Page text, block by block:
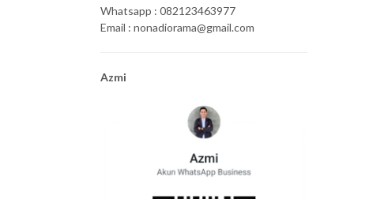
Whatsapp : 082123463977
Email : nonadiorama@gmail.com
Azmi